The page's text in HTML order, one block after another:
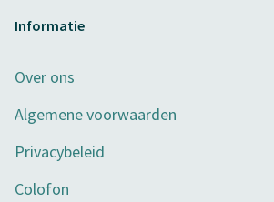
Informatie
Over ons
Algemene voorwaarden
Privacybeleid
Colofon